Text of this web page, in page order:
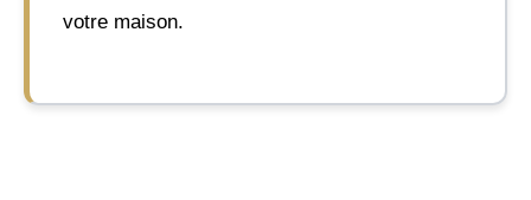
votre maison.